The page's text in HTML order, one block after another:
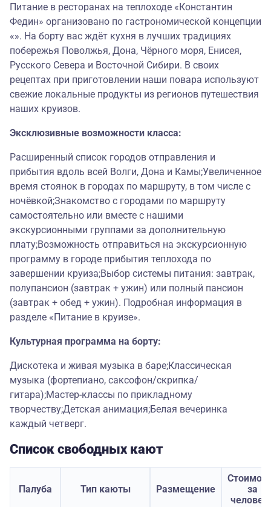
Питание в ресторанах на теплоходе «Константин
Федин» организовано по гастрономической концепции
«». На борту вас ждёт кухня в лучших традициях
побережья Поволжья, Дона, Чёрного моря, Енисея,
Русского Севера и Восточной Сибири. В своих
рецептах при приготовлении наши повара используют
свежие локальные продукты из регионов путешествия
наших круизов.
Эксклюзивные возможности класса:
Расширенный список городов отправления и
прибытия вдоль всей Волги, Дона и Камы;Увеличенное
время стоянок в городах по маршруту, в том числе с
ночёвкой;Знакомство с городами по маршруту
самостоятельно или вместе с нашими
экскурсионными группами за дополнительную
плату;Возможность отправиться на экскурсионную
программу в городе прибытия теплохода по
завершении круиза;Выбор системы питания: завтрак,
полупансион (завтрак + ужин) или полный пансион
(завтрак + обед + ужин). Подробная информация в
разделе «Питание в круизе».
Культурная программа на борту:
Дискотека и живая музыка в баре;Классическая
музыка (фортепиано, саксофон/скрипка/
гитара);Мастер-классы по прикладному
творчеству;Детская анимация;Белая вечеринка
каждый четверг.
Список свободных кают
Палуба Тип каюты Размещение
за